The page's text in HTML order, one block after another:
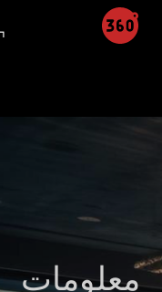
معلومات